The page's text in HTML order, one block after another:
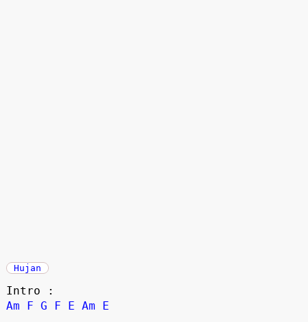
Hujan
Intro :
Am
F G F E Am E